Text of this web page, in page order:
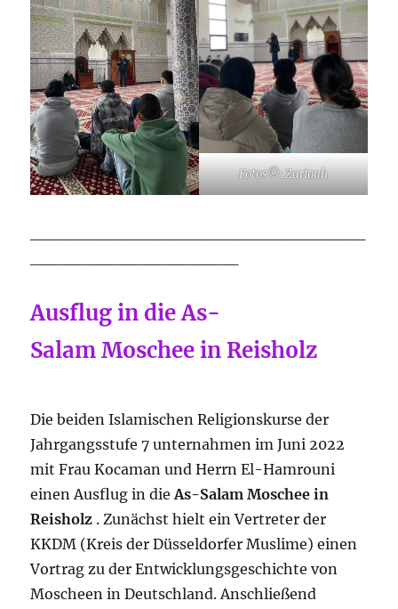
Fotos©: Zariouh
Ausflug in die As-
Salam Moschee in Reisholz
Die beiden Islamischen Religionskurse der
Jahrgangsstufe 7 unternahmen im Juni 2022
mit Frau Kocaman und Herrn El-Hamrouni
einen Ausflug in dieAs-Salam Moschee in
Reisholz . Zunächst hielt ein Vertreter der
KKDM (Kreis der Düsseldorfer Muslime) einen
Vortrag zu der Entwicklungsgeschichte von
Moscheen in Deutschland. Anschließend